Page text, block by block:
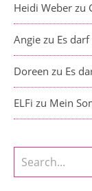
Heidi Weber zu
Angie zu Es
Doreen zu Es
ELFi zu Mein